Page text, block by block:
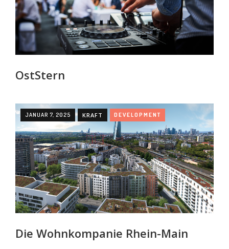
OstStern
JANUAR 7, 2025 KRAFT DEVELOPMENT
Die Wohnkompanie Rhein-Main